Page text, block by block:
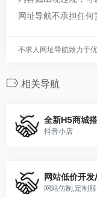
网址导航不承担任何
不求人网址导航致力于
相关导航
全新H5商城
抖音小店
网站仿制,定制